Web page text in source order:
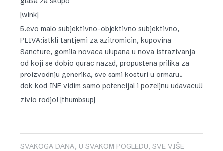
[wink]
5.evo malo subjektivno-objektivno subjektivno,
PLIVA:istkli tantjemi za azitromicin, kupovina
Sancture, gomila novaca ulupana u nova istrazivanja
od koji se dobio qurac nazad, propustena prilika za
proizvodnju generika, sve sami kosturi u ormaru..
dok kod INE vidim samo potencijal i pozeljnu udavacu!!
zivio rodjo! [thumbsup]
SVAKOGA DANA, U SVAKOM POGLEDU, SVE VIŠE